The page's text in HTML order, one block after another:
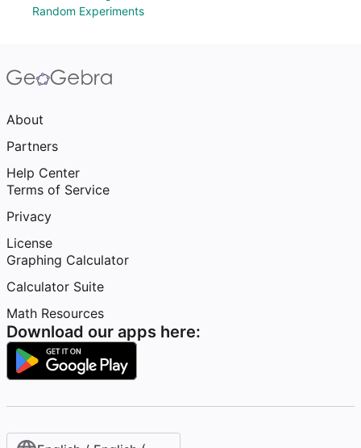
Random Experiments
About
Partners
Help Center
Terms of Service
Privacy
License
Graphing Calculator
Calculator Suite
Math Resources
Download our apps here: